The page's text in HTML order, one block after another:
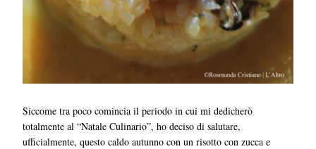
Siccome tra poco comincia il periodo in cui mi dedicherò
totalmente al “Natale Culinario”, ho deciso di salutare,
ufficialmente, questo caldo autunno con un risotto con zucca e